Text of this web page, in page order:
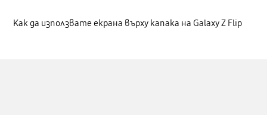
Как да използвате екрана върху капака на Galaxy Z Flip